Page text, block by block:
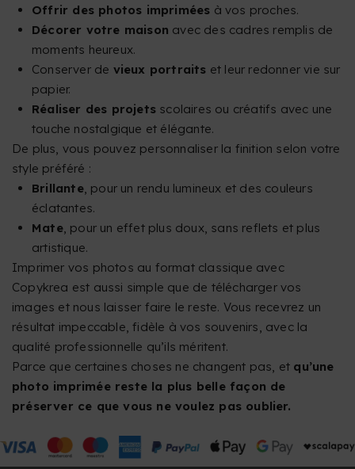
Offrir des photos imprimées à vos proches.
Décorer votre maison avec des cadres remplis de
moments heureux.
Conserver de vieux portraits et leur redonner vie sur
papier.
Réaliser des projets scolaires ou créatifs avec une
touche nostalgique et élégante.
De plus, vous pouvez personnaliser la finition selon votre
style préféré :
Brillante, pour un rendu lumineux et des couleurs
éclatantes.
Mate, pour un effet plus doux, sans reflets et plus
artistique.
Imprimer vos photos au format classique avec
Copykrea est aussi simple que de télécharger vos
images et nous laisser faire le reste. Vous recevrez un
résultat impeccable, fidèle à vos souvenirs, avec la
qualité professionnelle qu’ils méritent.
Parce que certaines choses ne changent pas, et qu’une
photo imprimée reste la plus belle façon de
préserver ce que vous ne voulez pas oublier.